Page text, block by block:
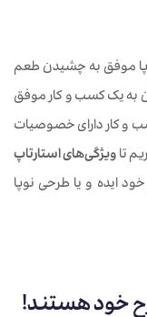
موفق به چشیدن طعم
به یک کسب و کار موفق
و کار دارای خصوصیات
تاویژگی‌های استارتاپ
ایده و یا طرحی نوپا
خود هستند!